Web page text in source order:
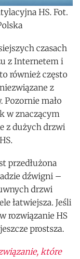
HS. Fot.
czasach
z Internetem i
również często
z
Pozornie mało
w znaczącym
z dużych drzwi
przedłużona
dźwigni –
drzwi
łatwiejsza. Jeśli
rozwiązanie HS
prostsza.
które